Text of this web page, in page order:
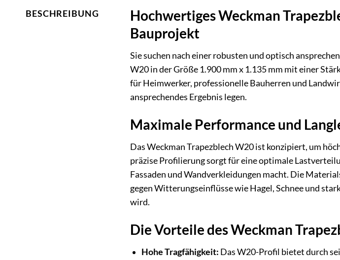
BESCHREIBUNG
Hochwertiges Weckman
Bauprojekt
Sie suchen nach einer robusten und optisch
W20 in der Größe 1.900 mm x 1.135 mm mit einer
für Heimwerker, professionelle Bauherren und
ansprechendes Ergebnis legen.
Maximale Performance und
Das Weckman Trapezblech W20 ist konzipiert, um
präzise Profilierung sorgt für eine optimale
Fassaden und Wandverkleidungen macht. Die
gegen Witterungseinflüsse wie Hagel, Schnee und
wird.
Die Vorteile des Weckman
Hohe Tragfähigkeit: Das W20-Profil bietet durch